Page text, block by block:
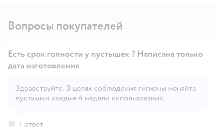
Вопросы покупателей
Открыть вопрос
Есть срок голности у пустышек ? Написана только
дата изготовления
Здравствуйте. В целях соблюдения гигиены меняйте
пустышки каждые 4 недели использования.
1 ответ